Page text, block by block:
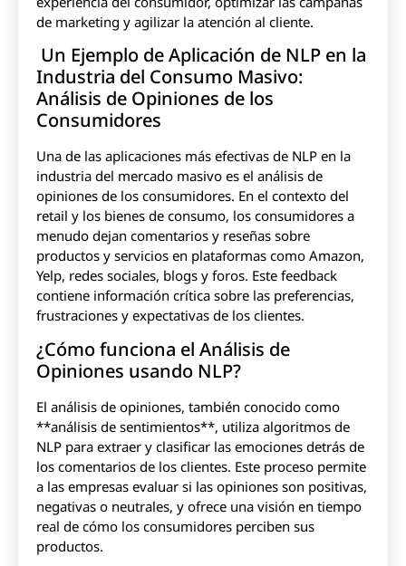
de marketing y agilizar la atención al cliente.
Un Ejemplo de Aplicación de NLP en la
Industria del Consumo Masivo:
Análisis de Opiniones de los
Consumidores
Una de las aplicaciones más efectivas de NLP en la
industria del mercado masivo es el análisis de
opiniones de los consumidores. En el contexto del
retail y los bienes de consumo, los consumidores a
menudo dejan comentarios y reseñas sobre
productos y servicios en plataformas como Amazon,
Yelp, redes sociales, blogs y foros. Este feedback
contiene información crítica sobre las preferencias,
frustraciones y expectativas de los clientes.
¿Cómo funciona el Análisis de
Opiniones usando NLP?
El análisis de opiniones, también conocido como
**análisis de sentimientos**, utiliza algoritmos de
NLP para extraer y clasificar las emociones detrás de
los comentarios de los clientes. Este proceso permite
a las empresas evaluar si las opiniones son positivas,
negativas o neutrales, y ofrece una visión en tiempo
real de cómo los consumidores perciben sus
productos.